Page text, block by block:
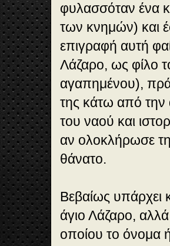
φυλασσόταν ένα
των κνημών) και
επιγραφή αυτή
Λάζαρο, ως φίλο
αγαπημένου),
της κάτω από την
του ναού και
αν ολοκλήρωσε
θάνατο.
Βεβαίως υπάρχει
άγιο Λάζαρο,
οποίου το όνομα